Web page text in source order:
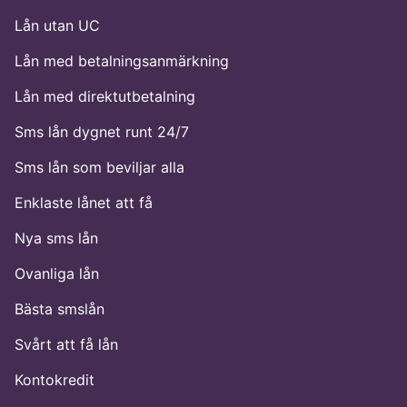
Lån utan UC
Lån med betalningsanmärkning
Lån med direktutbetalning
Sms lån dygnet runt 24/7
Sms lån som beviljar alla
Enklaste lånet att få
Nya sms lån
Ovanliga lån
Bästa smslån
Svårt att få lån
Kontokredit